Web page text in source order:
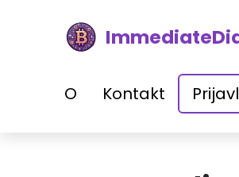
O Kontakt